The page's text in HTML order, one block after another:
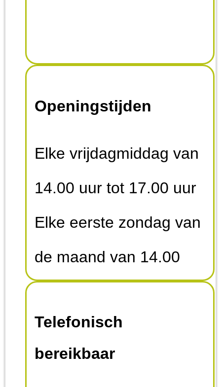
Openingstijden
Elke vrijdagmiddag van
14.00 uur tot 17.00 uur
Elke eerste zondag van
de maand van 14.00
Telefonisch
bereikbaar